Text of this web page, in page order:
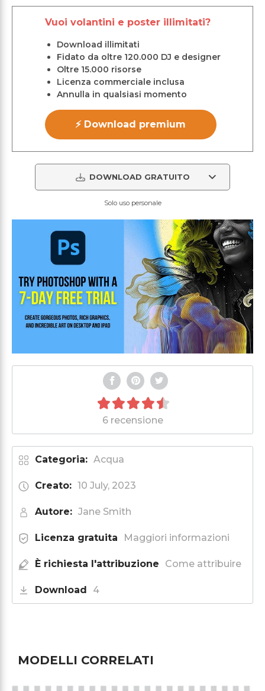
Vuoi volantini e poster illimitati?
Download illimitati
Fidato da oltre 120.000 DJ e designer
Oltre 15.000 risorse
Licenza commerciale inclusa
Annulla in qualsiasi momento
⚡ Download premium
DOWNLOAD GRATUITO
Solo uso personale
6 recensione
Categoria: Acqua
Creato: 10 July, 2023
Autore: Jane Smith
Licenza gratuita Maggiori informazioni
È richiesta l'attribuzione Come attribuire
Download 4
MODELLI CORRELATI